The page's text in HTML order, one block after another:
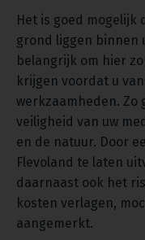
Het is goed mogelijk
grond liggen binnen
belangrijk om hier
krijgen voordat u
werkzaamheden. Zo
veiligheid van uw
en de natuur. Door
Flevoland te laten
daarnaast ook het
kosten verlagen,
aangemerkt.